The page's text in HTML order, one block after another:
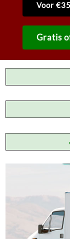
Voor
Gratis